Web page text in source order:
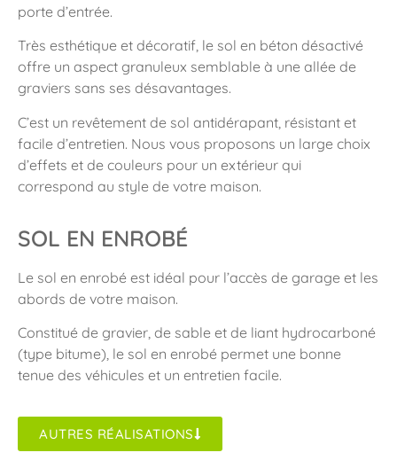
porte d’entrée.
Très esthétique et décoratif, le sol en béton désactivé
offre un aspect granuleux semblable à une allée de
graviers sans ses désavantages.
C’est un revêtement de sol antidérapant, résistant et
facile d’entretien. Nous vous proposons un large choix
d’effets et de couleurs pour un extérieur qui
correspond au style de votre maison.
SOL EN ENROBÉ
Le sol en enrobé est idéal pour l’accès de garage et les
abords de votre maison.
Constitué de gravier, de sable et de liant hydrocarboné
(type bitume), le sol en enrobé permet une bonne
tenue des véhicules et un entretien facile.
AUTRES RÉALISATIONS